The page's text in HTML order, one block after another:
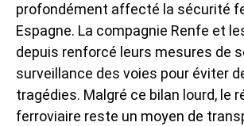
profondément affecté la sécurité
Espagne. La compagnie Renfe et
depuis renforcé leurs mesures de
surveillance des voies pour éviter
tragédies. Malgré ce bilan lourd, le
ferroviaire reste un moyen de